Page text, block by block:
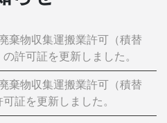
棄物収集運搬業許可（積替
許可証を更新しました。
棄物収集運搬業許可（積替
証を更新しました。